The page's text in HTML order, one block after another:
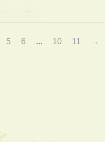
5 6 ... 10 11 →